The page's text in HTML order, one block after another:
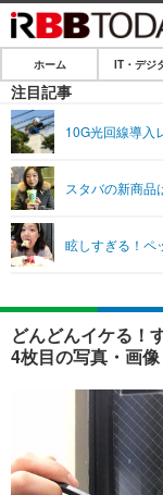
ホーム
IT・デジタル
ショッピング
SPEED TEST
エンタメ
エンタメTOP
音楽
ショッピング
ライフ
ライフTOP
ペット
その他
リリース一覧
プッシュ通知の停止
ホーム IT・デジ
注目記事
10G光回線導入
スタバの新商品
眩しすぎる！ペ
どんどんイケる！
4枚目の写真・画像